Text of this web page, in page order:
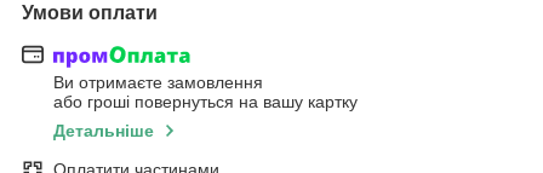
Умови оплати
Ви отримаєте замовлення
або гроші повернуться на вашу картку
Детальніше